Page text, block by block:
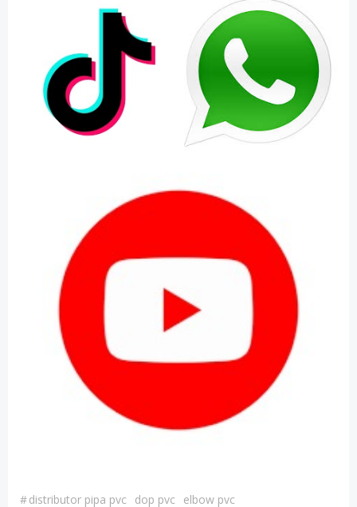
#distributor pipa pvc dop pvc elbow pvc